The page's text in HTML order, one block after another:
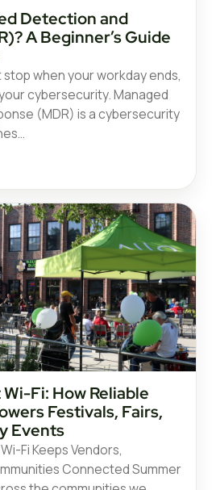
Detection and
A Beginner’s Guide
when your workday ends,
cybersecurity. Managed
(MDR) is a cybersecurity
Fi: How Reliable
Festivals, Fairs,
Events
Fi Keeps Vendors,
Connected Summer